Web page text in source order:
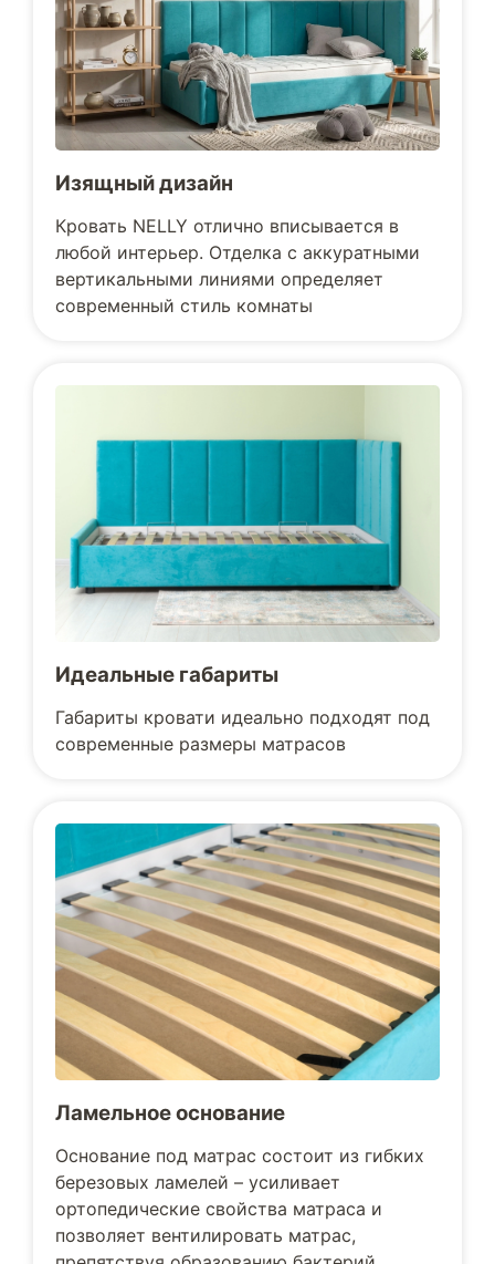
Изящный дизайн
Кровать NELLY отлично вписывается в
любой интерьер. Отделка с аккуратными
вертикальными линиями определяет
современный стиль комнаты
Идеальные габариты
Габариты кровати идеально подходят под
современные размеры матрасов
Ламельное основание
Основание под матрас состоит из гибких
березовых ламелей – усиливает
ортопедические свойства матраса и
позволяет вентилировать матрас,